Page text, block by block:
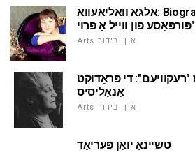
אָלגאַ וואַליאַעוואַ: Biography, שעפֿערישקייט.
Arts און ובידור
די פּראָדוקט
אַנאַליסיס
Arts און ובידור
טשיינאַ יואַן פּעריאָד